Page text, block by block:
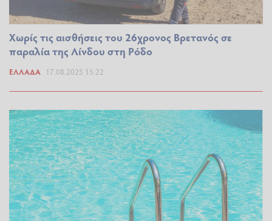
Χωρίς τις αισθήσεις του 26χρονος Βρετανός σε
παραλία της Λίνδου στη Ρόδο
ΕΛΛΆΔΑ 17.08.2025 15:22